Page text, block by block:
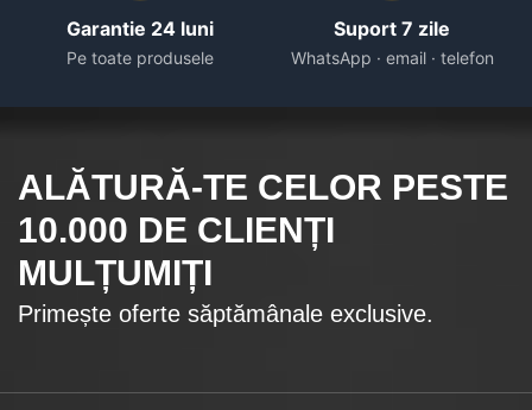
Garantie 24 luni
Pe toate produsele
Suport 7 zile
WhatsApp · email · telefon
ALĂTURĂ-TE CELOR PESTE
10.000 DE CLIENȚI
MULȚUMIȚI
Primește oferte săptămânale exclusive.